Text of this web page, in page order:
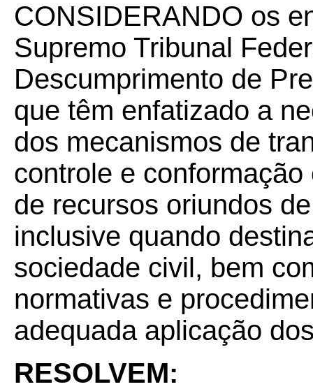
CONSIDERANDO os
Supremo Tribunal
Descumprimento de
que têm enfatizado a
dos mecanismos de
controle e
de recursos oriundos
inclusive quando
sociedade civil, bem
normativas e
adequada aplicação
RESOLVEM: